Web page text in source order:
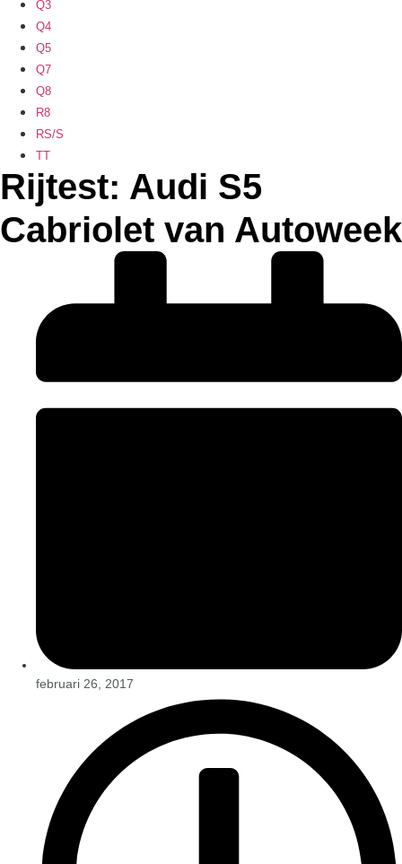
Q3
Q4
Q5
Q7
Q8
R8
RS/S
TT
Rijtest: Audi S5
Cabriolet van Autoweek
februari 26, 2017